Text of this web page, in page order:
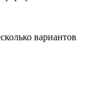
вариантов